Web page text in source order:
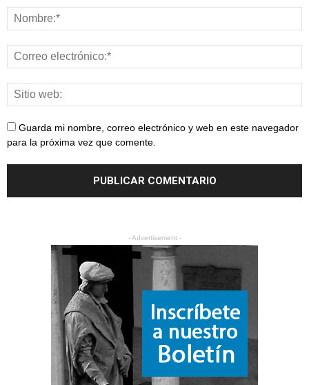
Guarda mi nombre, correo electrónico y web en este navegador
para la próxima vez que comente.
- Advertisement -